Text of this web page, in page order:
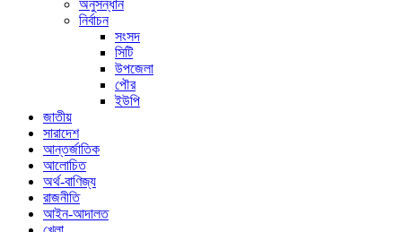
অনুসন্ধান
নির্বাচন
সংসদ
সিটি
উপজেলা
পৌর
ইউপি
জাতীয়
সারাদেশ
আন্তর্জাতিক
আলোচিত
অর্থ-বাণিজ্য
রাজনীতি
আইন-আদালত